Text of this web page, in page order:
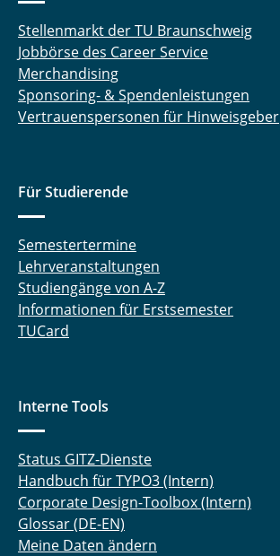
Stellenmarkt der TU Braunschweig
Jobbörse des Career Service
Merchandising
Sponsoring- & Spendenleistungen
Vertrauenspersonen für Hinweisgeber
Für Studierende
Semestertermine
Lehrveranstaltungen
Studiengänge von A-Z
Informationen für Erstsemester
TUCard
Interne Tools
Status GITZ-Dienste
Handbuch für TYPO3 (Intern)
Corporate Design-Toolbox (Intern)
Glossar (DE-EN)
Meine Daten ändern